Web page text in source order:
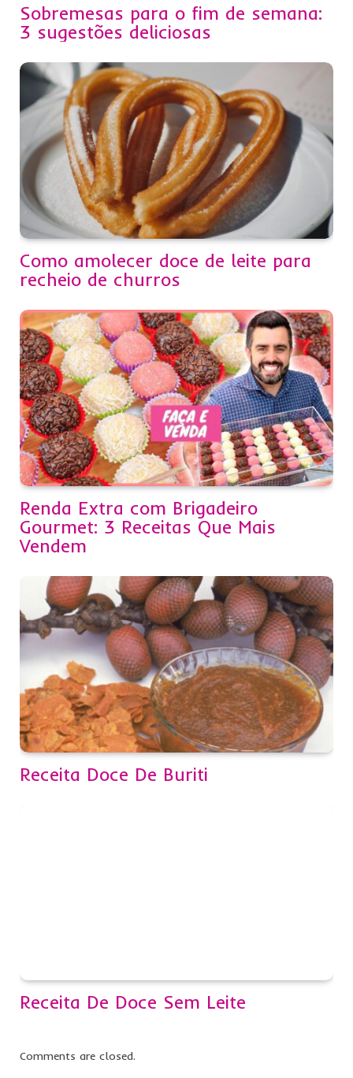
Sobremesas para o fim de semana:
3 sugestões deliciosas
Como amolecer doce de leite para
recheio de churros
Renda Extra com Brigadeiro
Gourmet: 3 Receitas Que Mais
Vendem
Receita Doce De Buriti
Receita De Doce Sem Leite
Comments are closed.